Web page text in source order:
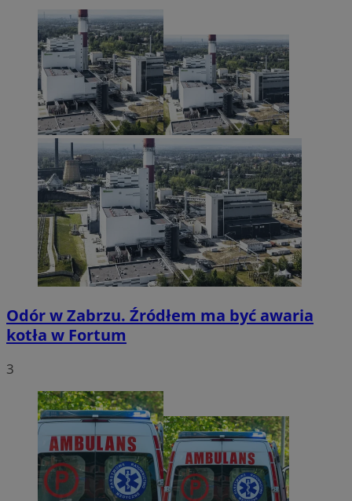
Odór w Zabrzu. Źródłem ma być awaria
kotła w Fortum
3